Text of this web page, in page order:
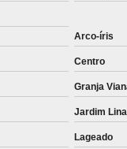
Arco-íris
Centro
Granja
Jardim Lina
Lageado